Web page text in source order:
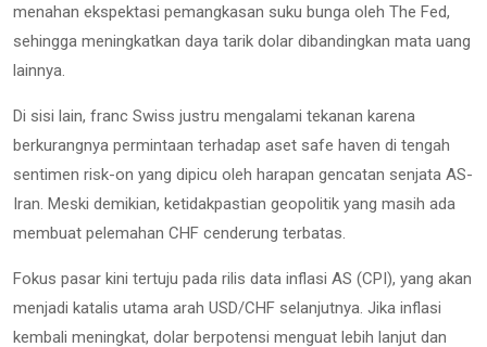
menahan ekspektasi pemangkasan suku bunga oleh The Fed,
sehingga meningkatkan daya tarik dolar dibandingkan mata uang
lainnya.
Di sisi lain, franc Swiss justru mengalami tekanan karena
berkurangnya permintaan terhadap aset safe haven di tengah
sentimen risk-on yang dipicu oleh harapan gencatan senjata AS-
Iran. Meski demikian, ketidakpastian geopolitik yang masih ada
membuat pelemahan CHF cenderung terbatas.
Fokus pasar kini tertuju pada rilis data inflasi AS (CPI), yang akan
menjadi katalis utama arah USD/CHF selanjutnya. Jika inflasi
kembali meningkat, dolar berpotensi menguat lebih lanjut dan